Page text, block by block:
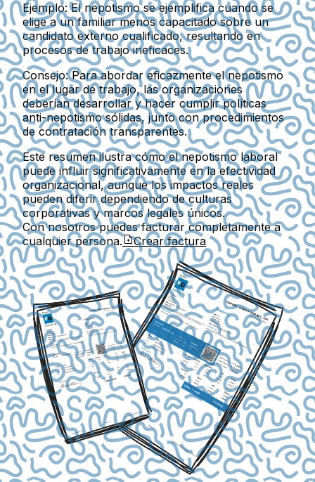
Ejemplo:El nepotismo se ejemplifica cuando se
elige a un familiar menos capacitado sobre un
candidato externo cualificado, resultando en
procesos de trabajo ineficaces.
Consejo:Para abordar eficazmente el nepotismo
en el lugar de trabajo, las organizaciones
deberían desarrollar y hacer cumplir políticas
anti-nepotismo sólidas, junto con procedimientos
de contratación transparentes.
Este resumen ilustra cómo el nepotismo laboral
puede influir significativamente en la efectividad
organizacional, aunque los impactos reales
pueden diferir dependiendo de culturas
corporativas y marcos legales únicos.
Con nosotros puedes facturar completamente a
cualquier persona.
Crear factura